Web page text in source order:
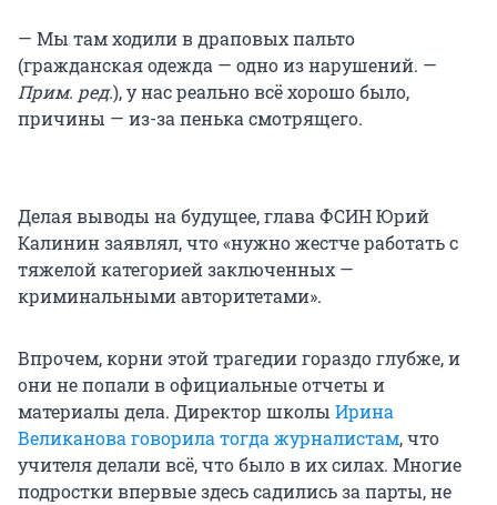
— Мы там ходили в драповых пальто
(гражданская одежда — одно из нарушений. —
Прим. ред.), у нас реально всё хорошо было,
причины — из-за пенька смотрящего.
Делая выводы на будущее, глава ФСИН Юрий
Калинин заявлял, что «нужно жестче работать с
тяжелой категорией заключенных —
криминальными авторитетами».
Впрочем, корни этой трагедии гораздо глубже, и
они не попали в официальные отчеты и
материалы дела. Директор школы Ирина
Великанова говорила тогда журналистам, что
учителя делали всё, что было в их силах. Многие
подростки впервые здесь садились за парты, не